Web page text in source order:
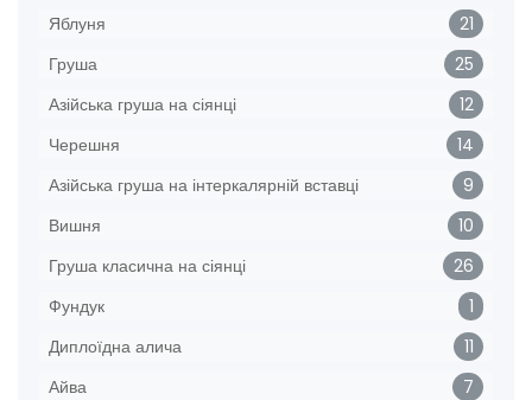
Яблуня
21
Груша
25
Азійська груша на сіянці
12
Черешня
14
Азійська груша на інтеркалярній вставці
9
Вишня
10
Груша класична на сіянці
26
Фундук
1
Диплоїдна алича
11
Айва
7